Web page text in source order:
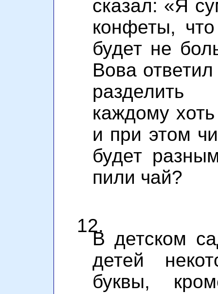
сказал: «Я
конфеты,
будет не
Вова
каждому
и при этом
будет
пили чай?
12.
В детском
детей
буквы,